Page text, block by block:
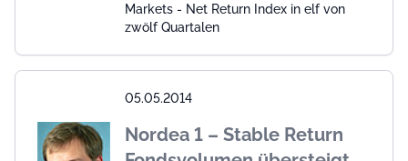
Markets - Net Return Index in elf von
zwölf Quartalen
05.05.2014
Nordea 1 – Stable Return